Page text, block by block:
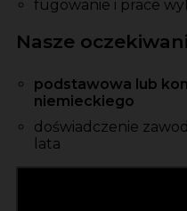
fugowanie i prace
Nasze
podstawowa lub
niemieckiego
doświadczenie
lata